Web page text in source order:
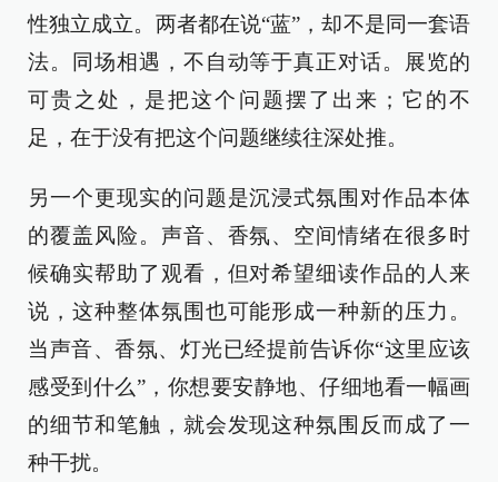
性独立成立。两者都在说“蓝”，却不是同一套语
法。同场相遇，不自动等于真正对话。展览的
可贵之处，是把这个问题摆了出来；它的不
足，在于没有把这个问题继续往深处推。
另一个更现实的问题是沉浸式氛围对作品本体
的覆盖风险。声音、香氛、空间情绪在很多时
候确实帮助了观看，但对希望细读作品的人来
说，这种整体氛围也可能形成一种新的压力。
当声音、香氛、灯光已经提前告诉你“这里应该
感受到什么”，你想要安静地、仔细地看一幅画
的细节和笔触，就会发现这种氛围反而成了一
种干扰。